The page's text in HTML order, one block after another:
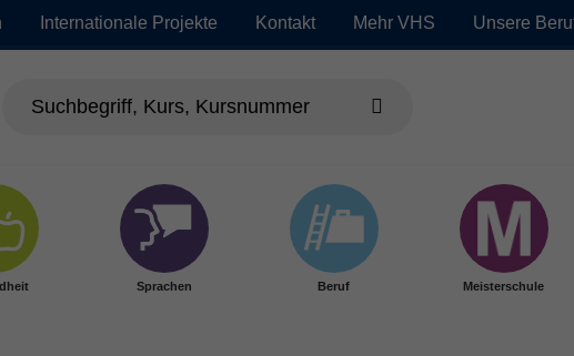
Internationale Projekte Kontakt Mehr VHS Unsere
Sprachen Beruf Meisterschule